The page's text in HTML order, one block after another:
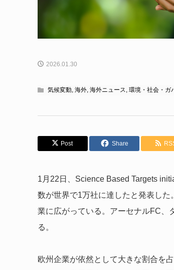
2026.01.30
気候変動, 海外, 海外ニュース, 環境・社会・ガ
Post Share
1月22日、Science Based Targets
数が世界で1万社に達したと発表し
業に広がっている。アーセナルFC、
る。
欧州企業が依然として大きな割合を